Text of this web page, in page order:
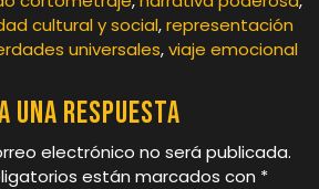
cultural y social,representación
universales,viaje emocional
una respuesta
electrónico no será publicada.
están marcados con *